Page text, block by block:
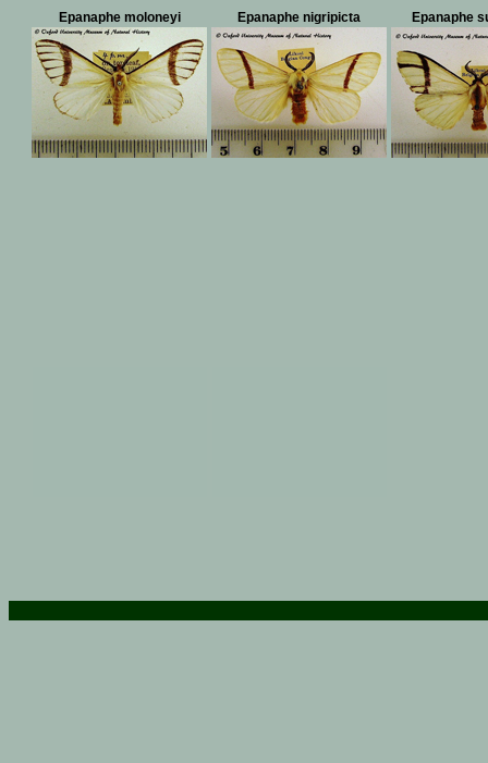
Epanaphe moloneyi Epanaphe nigripicta Epanaphe